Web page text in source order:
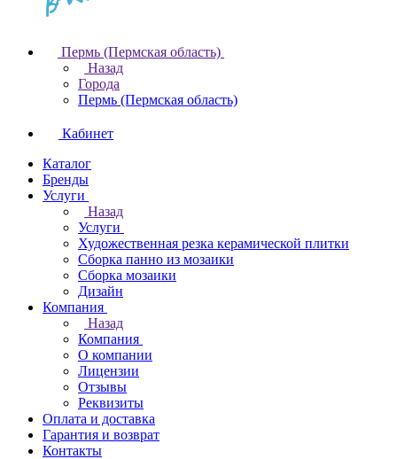
Пермь (Пермская область)
Назад
Города
Пермь (Пермская область)
Кабинет
Каталог
Бренды
Услуги
Назад
Услуги
Художественная резка керамической плитки
Сборка панно из мозаики
Сборка мозаики
Дизайн
Компания
Назад
Компания
О компании
Лицензии
Отзывы
Реквизиты
Оплата и доставка
Гарантия и возврат
Контакты